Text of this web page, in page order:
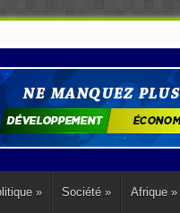
» Société » Afrique »